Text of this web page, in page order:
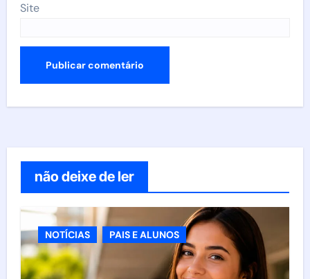
Site
não deixe de ler
NOTÍCIAS PAIS E ALUNOS